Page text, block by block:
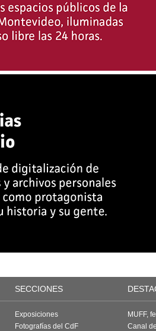
SECCIONES
Exposiciones
Fotografías del CdF
MUFF,
Canal